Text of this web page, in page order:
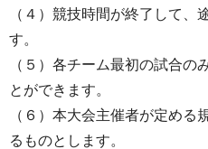
（４）競技時間が終了して、
す。
（５）各チーム最初の試合の
とができます。
（６）本大会主催者が定める
るものとします。